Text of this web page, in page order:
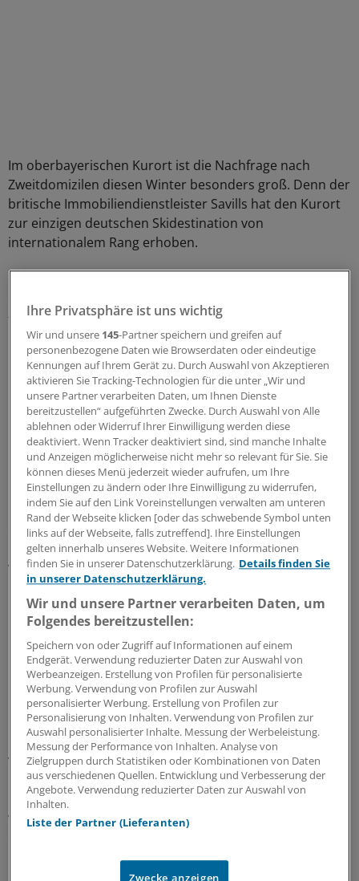
Im oberbayerischen Kurort ist die Nachfrage nach
Zweitdomizilen diesen Winter besonders groß. Denn der
britische Immobiliendienstleister Savills hat den Kurort
zur einzigen deutschen Skidestination von
internationalem Rang erhoben.
französischen Chamonix, dem österreichischen
Kitzbühel oder dem Schweizerischen Zermatt.
"Garmisch-Partenkirchen zieht heute in Scharen
Besucher aus West- und Osteuropa an", sagt Savills-
Researcher Paul Tostevin. Das locke auch Käufer aus
Großbritannien, den Niederlanden und Belgien.
Garmisch-Partenkirchen im Trend
Die Immobilienpreise streben deshalb kontinuierlich in
die Höhe. "Ferienhäuser und -wohnungen im Bestand
haben sich seit 2010 pro Jahr im Schnitt um fünf Prozent
verteuert", sagt Schatto.
"Je nach Lage und Zustand werden bei diesen Objekten
heute 2500 bis 5000 Euro pro Quadratmeter gefordert
und bezahlt." Für Neubauten müssten Käufer
inzwischen sogar bis zu 7000 Euro pro Quadratmeter
hinlegen.
"2015 zogen deren Preise um rund acht Prozent an, weil
Baugrundstücke knapp sind und sich deshalb stark
verteuern", erklärt Schatto.
In den kommenden Jahren dürften die Immobilienwerte
weiter zulegen, so der Makler. Denn Garmisch kann mit
nicht mehr haben: Schneesicherheit.
Ihre Privatsphäre ist uns wichtig
Wir und unsere 145-Partner speichern und greifen auf
personenbezogene Daten wie Browserdaten oder eindeutige
Kennungen auf Ihrem Gerät zu. Durch Auswahl von Akzeptieren
aktivieren Sie Tracking-Technologien für die unter „Wir und
unsere Partner verarbeiten Daten, um Ihnen Dienste
bereitzustellen“ aufgeführten Zwecke. Durch Auswahl von Alle
ablehnen oder Widerruf Ihrer Einwilligung werden diese
deaktiviert. Wenn Tracker deaktiviert sind, sind manche Inhalte
und Anzeigen möglicherweise nicht mehr so relevant für Sie. Sie
können dieses Menü jederzeit wieder aufrufen, um Ihre
Einstellungen zu ändern oder Ihre Einwilligung zu widerrufen,
indem Sie auf den Link Voreinstellungen verwalten am unteren
Rand der Webseite klicken [oder das schwebende Symbol unten
links auf der Webseite, falls zutreffend]. Ihre Einstellungen
gelten innerhalb unseres Website. Weitere Informationen
finden Sie in unserer Datenschutzerklärung. Details finden Sie
in unserer Datenschutzerklärung.
Wir und unsere Partner verarbeiten Daten, um
Folgendes bereitzustellen:
Speichern von oder Zugriff auf Informationen auf einem
Endgerät. Verwendung reduzierter Daten zur Auswahl von
Werbeanzeigen. Erstellung von Profilen für personalisierte
Werbung. Verwendung von Profilen zur Auswahl
personalisierter Werbung. Erstellung von Profilen zur
Personalisierung von Inhalten. Verwendung von Profilen zur
Auswahl personalisierter Inhalte. Messung der Werbeleistung.
Messung der Performance von Inhalten. Analyse von
Zielgruppen durch Statistiken oder Kombinationen von Daten
aus verschiedenen Quellen. Entwicklung und Verbesserung der
Angebote. Verwendung reduzierter Daten zur Auswahl von
Inhalten.
Liste der Partner (Lieferanten)
Zwecke anzeigen